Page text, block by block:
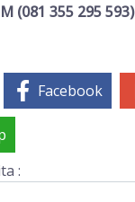
(081 355 295 593)
Facebook
: